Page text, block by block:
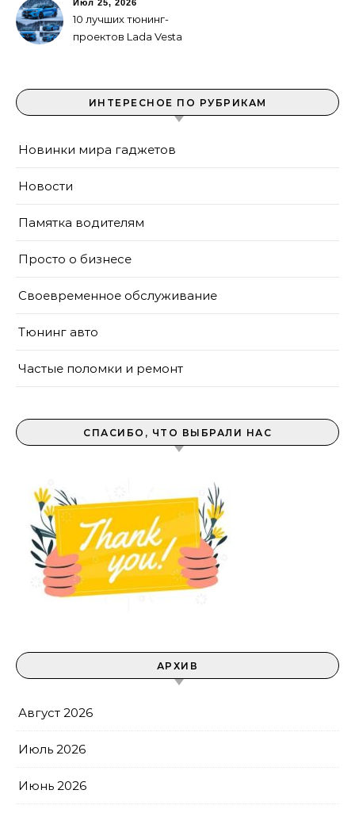
Июл 25, 2026
10 лучших тюнинг-
проектов Lada Vesta
ИНТЕРЕСНОЕ ПО РУБРИКАМ
Новинки мира гаджетов
Новости
Памятка водителям
Просто о бизнесе
Своевременное обслуживание
Тюнинг авто
Частые поломки и ремонт
СПАСИБО, ЧТО ВЫБРАЛИ НАС
АРХИВ
Август 2026
Июль 2026
Июнь 2026